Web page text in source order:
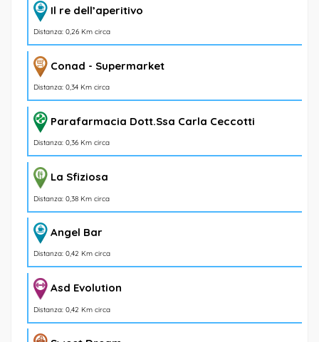
Il re dell’aperitivo
Distanza: 0,26 Km circa
Conad - Supermarket
Distanza: 0,34 Km circa
Parafarmacia Dott.Ssa Carla Ceccotti
Distanza: 0,36 Km circa
La Sfiziosa
Distanza: 0,38 Km circa
Angel Bar
Distanza: 0,42 Km circa
Asd Evolution
Distanza: 0,42 Km circa